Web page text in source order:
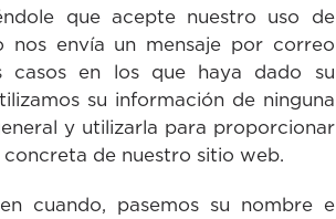
que acepte nuestro uso de
nos envía un mensaje por correo
casos en los que haya dado su
su información de ninguna
y utilizarla para proporcionar
de nuestro sitio web.
cuando, pasemos su nombre e